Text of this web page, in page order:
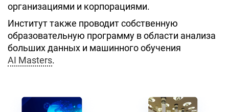
организациями и корпорациями.
Институт также проводит собственную
образовательную программу в области анализа
больших данных и машинного обучения
AI Masters.